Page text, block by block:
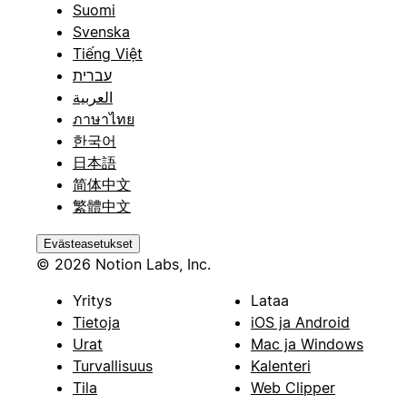
Suomi
Svenska
Tiếng Việt
עברית
العربية
ภาษาไทย
한국어
日本語
简体中文
繁體中文
Evästeasetukset
© 2026 Notion Labs, Inc.
Yritys
Tietoja
Urat
Turvallisuus
Tila
Lataa
iOS ja Android
Mac ja Windows
Kalenteri
Web Clipper